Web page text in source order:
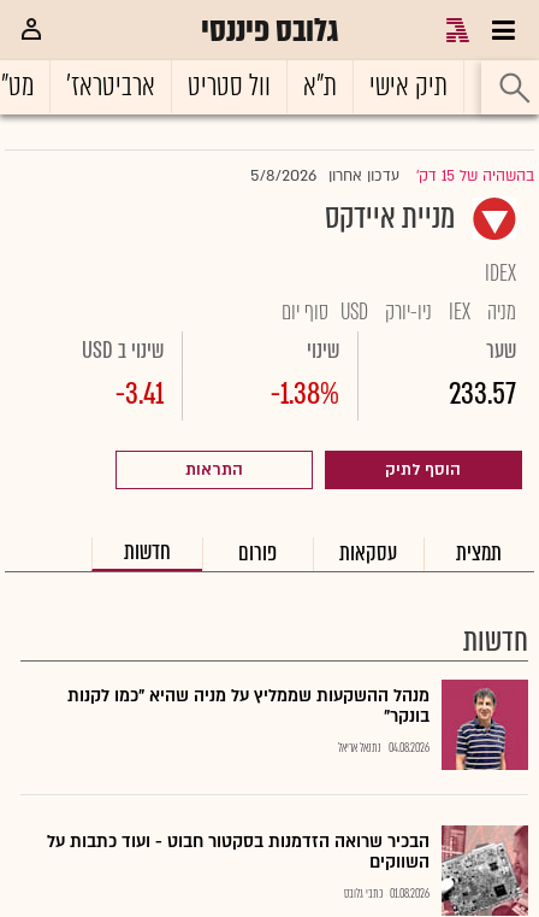
גלובס פיננסי
ראשי תיק אישי ת"א וול סטריט ארביטראז'
בהשהיה של 15 דק' |עדכון אחרון 5/8/2026
מניית איידקס
IDEX
מניה IEX ניו-יורק USD סוף יום
שער
233.57
שינוי
-1.38%
שינוי ב USD
-3.41
הוסף לתיק התראות
תמצית עסקאות פורום חדשות
חדשות
מנהל ההשקעות שממליץ על מניה שהיא "כמו לקנות
בונקר"
04.08.2026 נתנאל אריאל
הבכיר שרואה הזדמנות בסקטור חבוט - ועוד כתבות על
השווקים
01.08.2026 כתבי גלובס